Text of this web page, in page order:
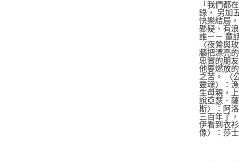
「我們都
錄， 另加
快樂結局
懸疑、有
誰－－ 童
〈夜鶯與
牆把漂亮
忠實的朋
他要燃放
之苦。 〈
靈魂〉：
生母親，
說亞瑟．
斯〉：阿
三百年了
伊看到衣
像〉：莎